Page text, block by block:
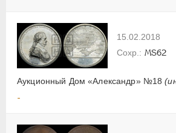
15.02.2018
Аукционный Дом «Александр» №18
MS62
-